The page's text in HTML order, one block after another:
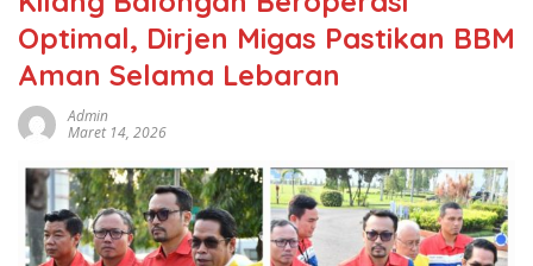
Optimal, Dirjen Migas Pastikan BBM
Aman Selama Lebaran
Admin
Maret 14, 2026